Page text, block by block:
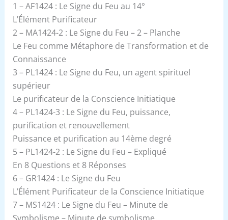
1 – AF1424 : Le Signe du Feu au 14°
L’Élément Purificateur
2 – MA1424-2 : Le Signe du Feu – 2 – Planche
Le Feu comme Métaphore de Transformation et de
Connaissance
3 – PL1424 : Le Signe du Feu, un agent spirituel
supérieur
Le purificateur de la Conscience Initiatique
4 – PL1424-3 : Le Signe du Feu, puissance,
purification et renouvellement
Puissance et purification au 14ème degré
5 – PL1424-2 : Le Signe du Feu – Expliqué
En 8 Questions et 8 Réponses
6 – GR1424 : Le Signe du Feu
L’Élément Purificateur de la Conscience Initiatique
7 – MS1424 : Le Signe du Feu – Minute de